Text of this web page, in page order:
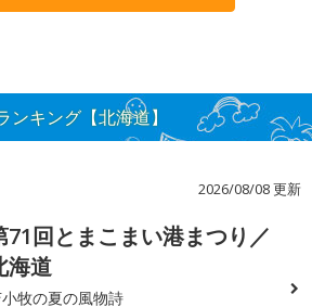
キング【北海道】
2026/08/08 更新
71回とまこまい港まつり／
海道
牧の夏の風物詩